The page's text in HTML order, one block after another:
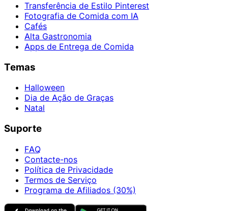
Transferência de Estilo Pinterest
Fotografia de Comida com IA
Cafés
Alta Gastronomia
Apps de Entrega de Comida
Temas
Halloween
Dia de Ação de Graças
Natal
Suporte
FAQ
Contacte-nos
Política de Privacidade
Termos de Serviço
Programa de Afiliados (30%)